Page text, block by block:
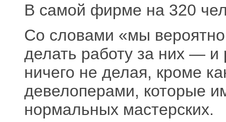
В самой фирме на 320
Со словами «мы
делать работу за них —
ничего не делая, кроме
девелоперами, которые
нормальных мастерских.